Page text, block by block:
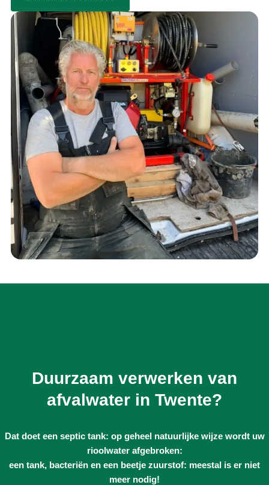
Duurzaam verwerken van
afvalwater in Twente?
Dat doet een septic tank: op geheel natuurlijke wijze wordt uw
rioolwater afgebroken:
een tank, bacteriën en een beetje zuurstof: meestal is er niet
meer nodig!